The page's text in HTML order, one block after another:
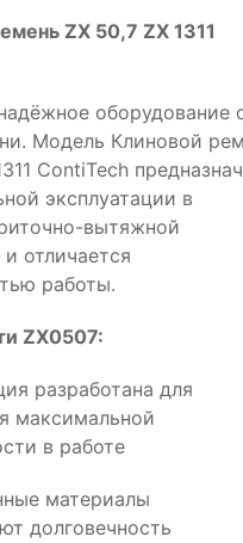
ZX 50,7 ZX 1311
оборудование
Модель Клиновой
ContiTech
эксплуатации в
вытяжной
отличается
работы.
ZX0507:
разработана для
максимальной
в работе
материалы
долговечность